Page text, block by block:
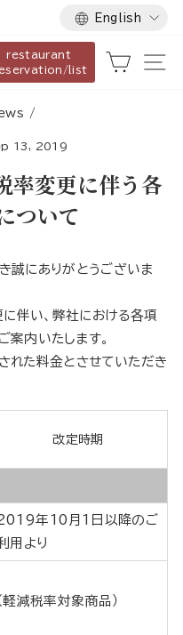
Language
English
restaurant
list
Cart
/
13, 2019
率変更に伴う各
ついて
誠にありがとうございま
い、弊社における各項
案内いたします。
れた料金とさせていただき
改定時期
年10月1日以降のご
用より
軽減税率対象商品）